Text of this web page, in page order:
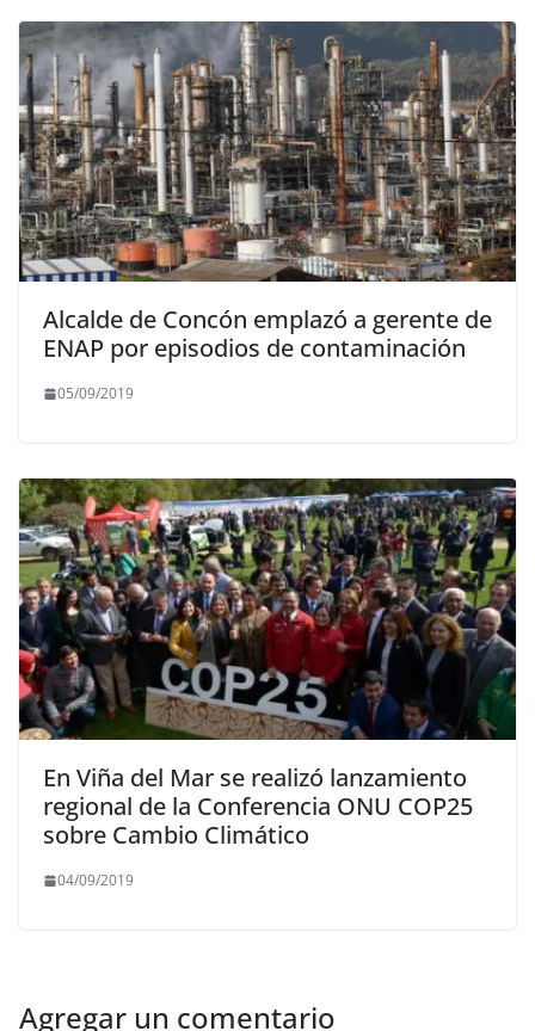
Alcalde de Concón emplazó a gerente de
ENAP por episodios de contaminación
05/09/2019
En Viña del Mar se realizó lanzamiento
regional de la Conferencia ONU COP25
sobre Cambio Climático
04/09/2019
Agregar un comentario